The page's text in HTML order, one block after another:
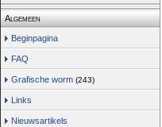
Algemeen
Beginpagina
FAQ
Grafische worm (243)
Links
Nieuwsartikels